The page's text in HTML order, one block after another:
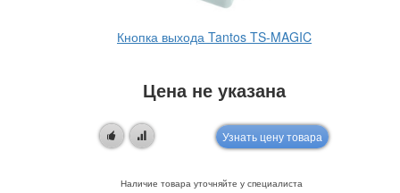
Кнопка выхода Tantos TS-MAGIC
Цена не указана
Узнать цену товара
Наличие товара уточняйте у специалиста